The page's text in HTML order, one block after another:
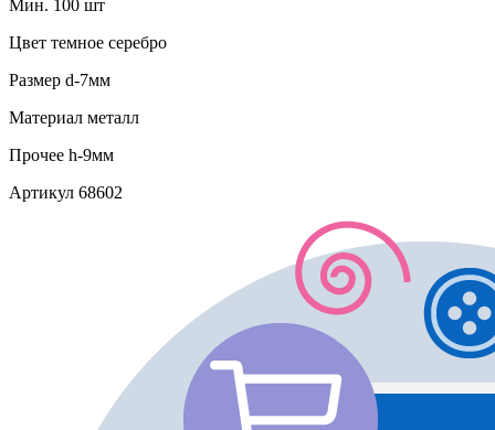
Мин. 100 шт
Цвет темное серебро
Размер d-7мм
Материал металл
Прочее h-9мм
Артикул 68602